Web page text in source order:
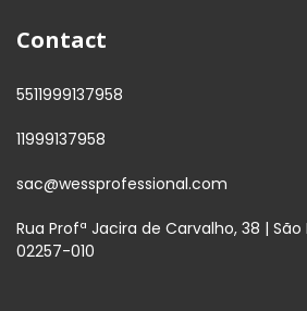
Contact
5511999137958
11999137958
sac@wessprofessional.com
Rua Profª Jacira de Carvalho, 38 | São
02257-010